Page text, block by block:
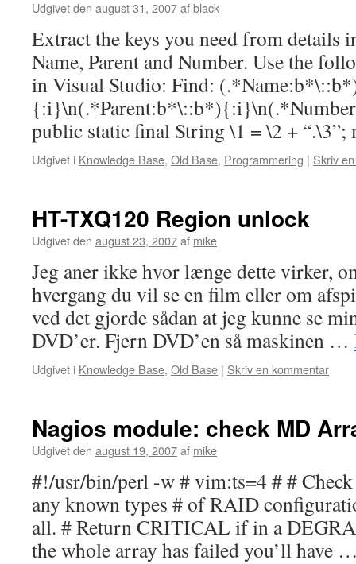
Udgivet den august 31, 2007afblack
Extract the keys you need from details
Name, Parent and Number. Use the
in Visual Studio: Find:
public static final String \1 = \2 +
Udgivet i Knowledge Base, Old Base, Programmering | Skriv
HT-TXQ120 Region unlock
Udgivet den august 23, 2007af mike
Jeg aner ikke hvor længe dette virker,
hvergang du vil se en film eller om
ved det gjorde sådan at jeg kunne se
DVD’er. Fjern DVD’en så maskinen …
Udgivet i Knowledge Base, Old Base | Skriv en kommentar
Nagios module: check MD
Udgivet den august 19, 2007af mike
#!/usr/bin/perl -w # vim:ts=4 # #
any known types # of RAID
all. # Return CRITICAL if in a
the whole array has failed you’ll have